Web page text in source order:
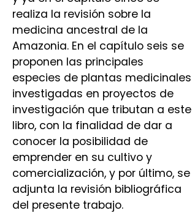
realiza la revisión sobre la
medicina ancestral de la
Amazonia. En el capítulo seis se
proponen las principales
especies de plantas medicinales
investigadas en proyectos de
investigación que tributan a este
libro, con la finalidad de dar a
conocer la posibilidad de
emprender en su cultivo y
comercialización, y por último, se
adjunta la revisión bibliográfica
del presente trabajo.